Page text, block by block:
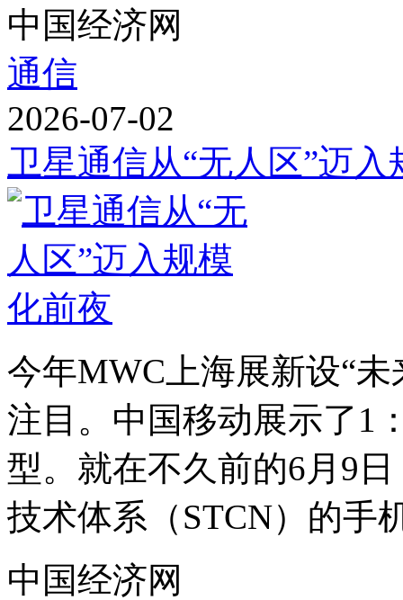
中国经济网
通信
2026-07-02
卫星通信从“无人区”迈
今年MWC上海展新设“
注目。中国移动展示了1
型。就在不久前的6月9
技术体系（STCN）的手
中国经济网